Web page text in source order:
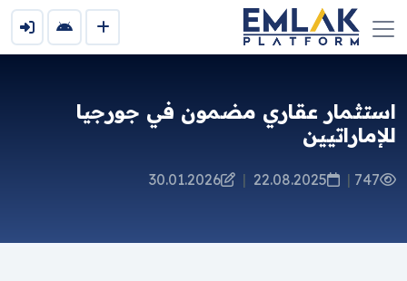
استثمار عقاري مضمون في جورجيا
للإماراتيين
747
|
22.08.2025
|
30.01.2026